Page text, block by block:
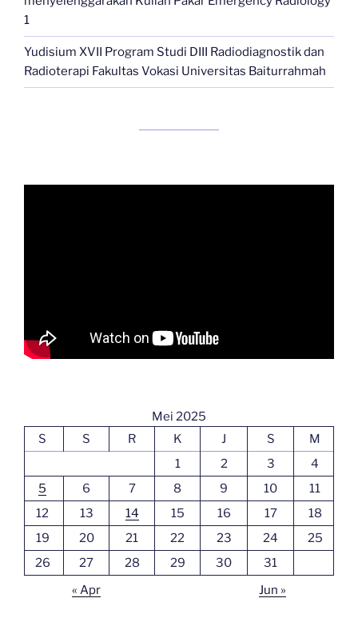
1
Yudisium XVII Program Studi DIII Radiodiagnostik dan
Radioterapi Fakultas Vokasi Universitas Baiturrahmah
Mei 2025
S
S R K J S
M
1
2 3
4
5
6 7 8 9 10
11
12
13 14 15 16 17
18
19
20 21 22 23 24
25
26
27 28 29 30
31
« Apr
Jun »